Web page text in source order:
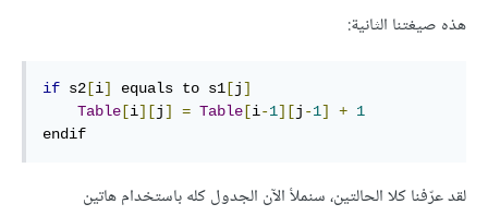
هذه صيغتنا الثانية:
if s2 [i] equals to s1 [j]
Table [i][j] = Table [i-1][j -1] + 1
endif
لقد عرّفنا كلا الحالتين، سنملأ الآن الجدول كله باستخدام هاتين